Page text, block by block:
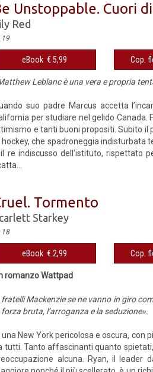
Unstoppable. Cuori
Red
19
eBook € 5,99 Cop.
Leblanc è una vera e propria
suo padre Marcus accetta
per studiare nel gelido
e tanti buoni propositi. Subito il
hockey, che spadroneggia indisturbata
re indiscusso dell’istituto, rispettato
Tormento
Starkey
18
eBook € 2,99 Cop.
romanzo Wattpad
fratelli Mackenzie se ne vanno in giro
forza bruta, l’arroganza e la seduzione».
una New York pericolosa e oscura,
tutti. Tanto affascinanti quanto
alcuna. Ryan, il leader